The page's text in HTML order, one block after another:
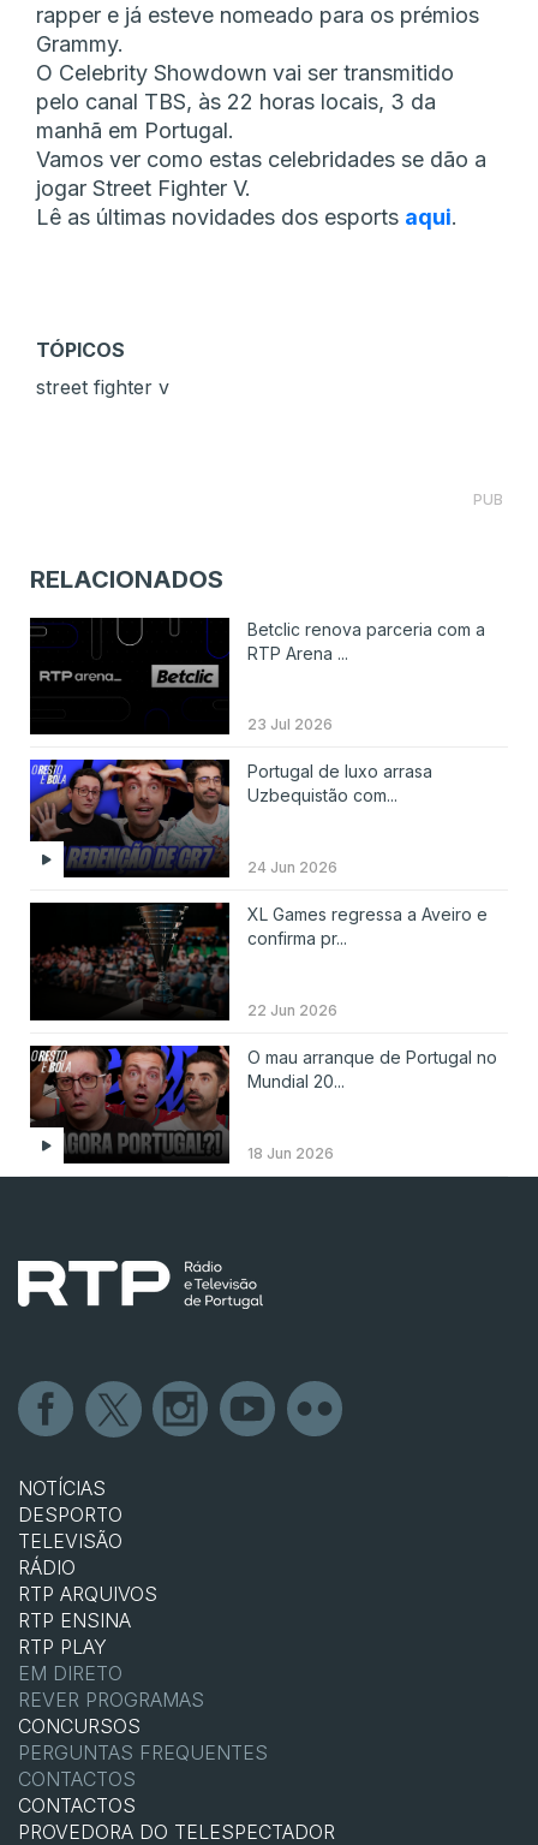
rapper e já esteve nomeado para os prémios
Grammy.
O Celebrity Showdown vai ser transmitido
pelo canal TBS, às 22 horas locais, 3 da
manhã em Portugal.
Vamos ver como estas celebridades se dão a
jogar Street Fighter V.
Lê as últimas novidades dos esports aqui.
TÓPICOS
street fighter v
PUB
RELACIONADOS
Betclic renova parceria com a
RTP Arena ...
23 Jul 2026
Portugal de luxo arrasa
Uzbequistão com...
24 Jun 2026
XL Games regressa a Aveiro e
confirma pr...
22 Jun 2026
O mau arranque de Portugal no
Mundial 20...
18 Jun 2026
NOTÍCIAS
DESPORTO
TELEVISÃO
RÁDIO
RTP ARQUIVOS
RTP ENSINA
RTP PLAY
EM DIRETO
REVER PROGRAMAS
CONCURSOS
PERGUNTAS FREQUENTES
CONTACTOS
CONTACTOS
PROVEDORA DO TELESPECTADOR